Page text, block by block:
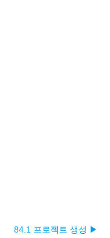
84.1 프로젝트 생성 ▶︎